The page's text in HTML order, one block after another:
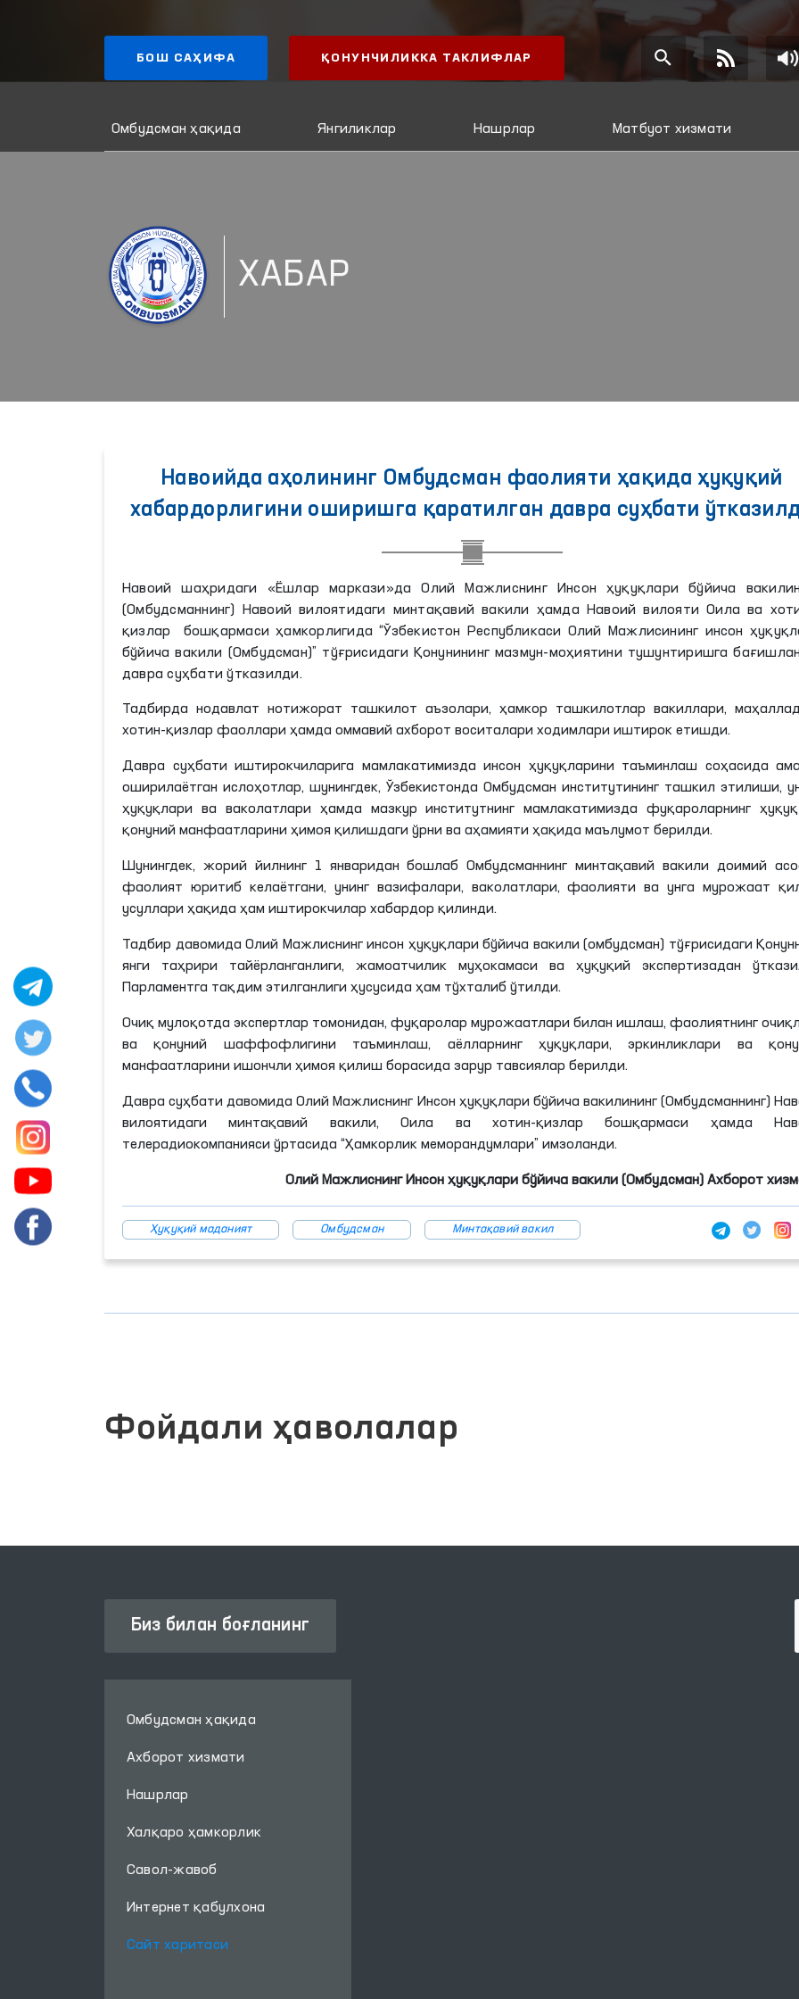
БОШ САҲИФА ҚОНУНЧИЛИККА ТАКЛИФЛАР
Омбудсман ҳақида Янгиликлар Нашрлар Матбуот хизмати
ХАБАР
Навоийда аҳолининг Омбудсман фаолияти ҳақида ҳуқуқий
хабардорлигини оширишга қаратилган давра суҳбати
Навоий шаҳридаги «Ёшлар маркази»да Олий Мажлиснинг Инсон ҳуқуқлари бўйича
(Омбудсманнинг) Навоий вилоятидаги минтақавий вакили ҳамда Навоий вилояти Оила ва
қизлар бошқармаси ҳамкорлигида “Ўзбекистон Республикаси Олий Мажлисининг инсон
бўйича вакили (Омбудсман)” тўғрисидаги Қонунининг мазмун-моҳиятини тушунтиришга
давра суҳбати ўтказилди.
Тадбирда нодавлат нотижорат ташкилот аъзолари, ҳамкор ташкилотлар вакиллари,
хотин-қизлар фаоллари ҳамда оммавий ахборот воситалари ходимлари иштирок етишди.
Давра суҳбати иштирокчиларига мамлакатимизда инсон ҳуқуқларини таъминлаш соҳасида
оширилаётган ислоҳотлар, шунингдек, Ўзбекистонда Омбудсман институтининг ташкил этилиши,
ҳуқуқлари ва ваколатлари ҳамда мазкур институтнинг мамлакатимизда фуқароларнинг
қонуний манфаатларини ҳимоя қилишдаги ўрни ва аҳамияти ҳақида маълумот берилди.
Шунингдек, жорий йилнинг 1 январидан бошлаб Омбудсманнинг минтақавий вакили доимий
фаолият юритиб келаётгани, унинг вазифалари, ваколатлари, фаолияти ва унга мурожаат
усуллари ҳақида ҳам иштирокчилар хабардор қилинди.
Тадбир давомида Олий Мажлиснинг инсон ҳуқуқлари бўйича вакили (омбудсман) тўғрисидаги
янги таҳрири тайёрланганлиги, жамоатчилик муҳокамаси ва ҳуқуқий экспертизадан
Парламентга тақдим этилганлиги ҳусусида ҳам тўхталиб ўтилди.
Очиқ мулоқотда экспертлар томонидан, фуқаролар мурожаатлари билан ишлаш, фаолиятнинг
ва қонуний шаффофлигини таъминлаш, аёлларнинг ҳуқуқлари, эркинликлари ва
манфаатларини ишончли ҳимоя қилиш борасида зарур тавсиялар берилди.
Давра суҳбати давомида Олий Мажлиснинг Инсон ҳуқуқлари бўйича вакилининг (Омбудсманнинг)
вилоятидаги минтақавий вакили, Оила ва хотин-қизлар бошқармаси ҳамда
телерадиокомпанияси ўртасида “Ҳамкорлик меморандумлари” имзоланди.
Олий Мажлиснинг Инсон ҳуқуқлари бўйича вакили (Омбудсман) Ахборот
Ҳуқуқий маданият Омбудсман Минтақавий вакил
Фойдали ҳаволалар
Биз билан боғланинг
Омбудсман ҳақида
Ахборот хизмати
Нашрлар
Халқаро ҳамкорлик
Савол-жавоб
Интернет қабулхона
Сайт харитаси